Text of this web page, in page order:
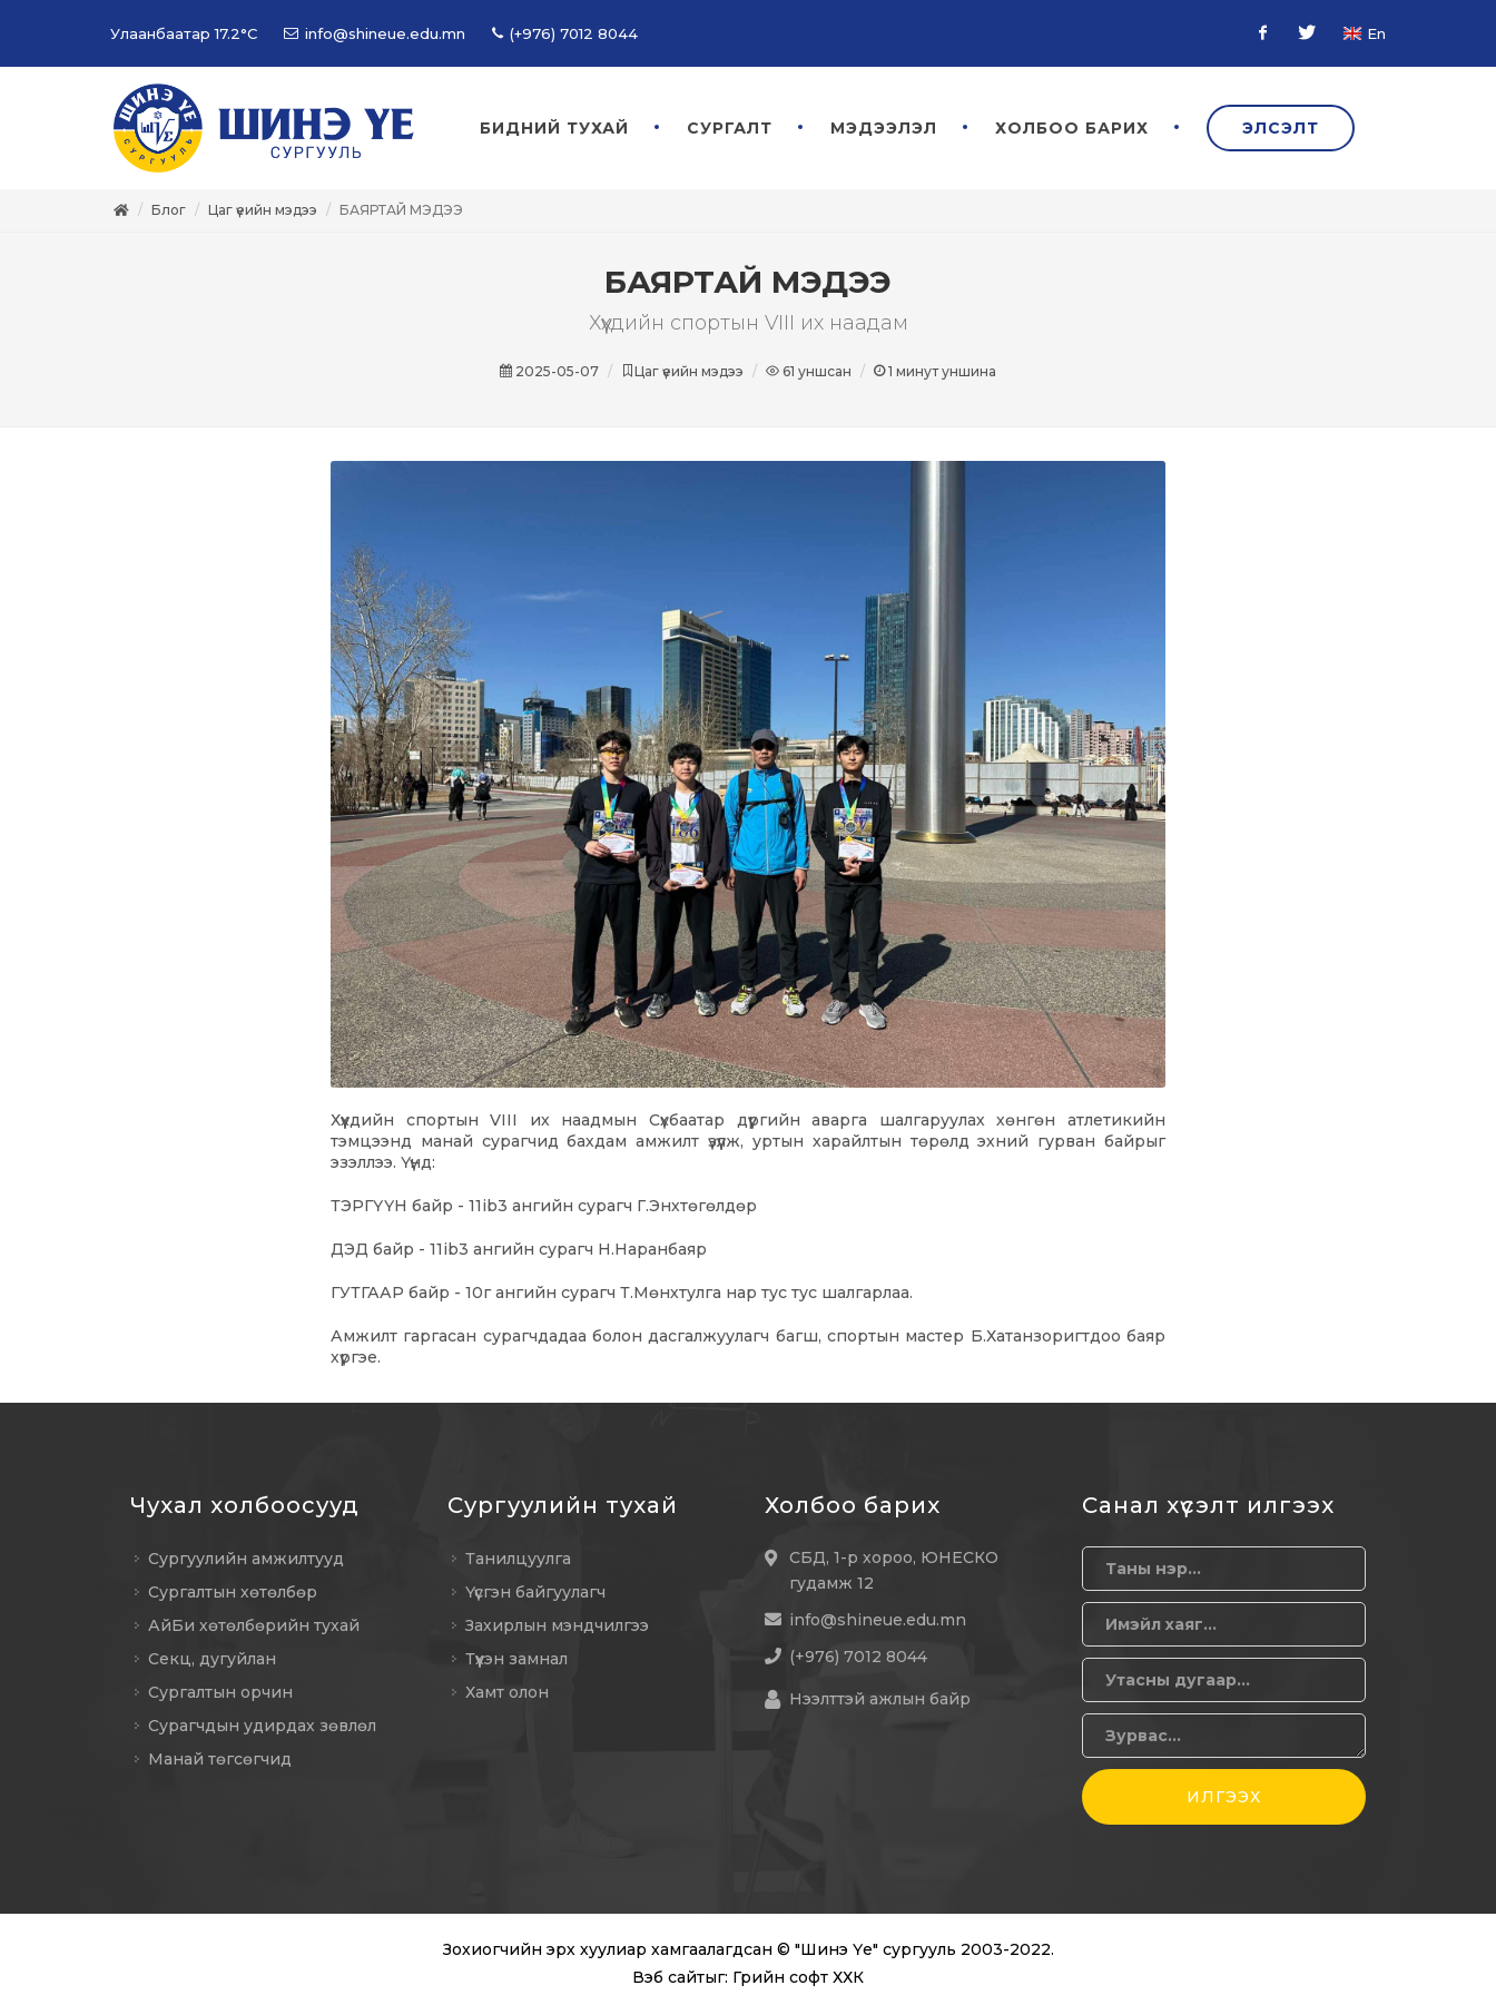
Улаанбаатар17.2°C info@shineue.edu.mn (+976) 7012 8044 En
БИДНИЙ ТУХАЙ СУРГАЛТ МЭДЭЭЛЭЛ ХОЛБОО БАРИХ ЭЛСЭЛТ
Блог Цаг үеийн мэдээ БАЯРТАЙ МЭДЭЭ
БАЯРТАЙ МЭДЭЭ
Хүүхдийн спортын VIII их наадам
2025-05-07 Цаг үеийн мэдээ 61 уншсан 1 минут уншина
Хүүхдийн спортын VIII их наадмын Сүхбаатар дүүргийн аварга шалгаруулах хөнгөн атлетикийн
тэмцээнд манай сурагчид бахдам амжилт үзүүлж, уртын харайлтын төрөлд эхний гурван байрыг
эзэллээ. Үүнд:
ТЭРГҮҮН байр - 11ib3 ангийн сурагч Г.Энхтөгөлдөр
ДЭД байр - 11ib3 ангийн сурагч Н.Наранбаяр
ГУТГААР байр - 10г ангийн сурагч Т.Мөнхтулга нар тус тус шалгарлаа.
Амжилт гаргасан сурагчдадаа болон дасгалжуулагч багш, спортын мастер Б.Хатанзоригтдоо баяр
хүргэе.
Чухал холбоосууд
Сургуулийн амжилтууд
Сургалтын хөтөлбөр
АйБи хөтөлбөрийн тухай
Секц, дугуйлан
Сургалтын орчин
Сурагчдын удирдах зөвлөл
Манай төгсөгчид
Сургуулийн тухай
Танилцуулга
Үүсгэн байгуулагч
Захирлын мэндчилгээ
Түүхэн замнал
Хамт олон
Холбоо барих
СБД, 1-р хороо, ЮНЕСКО
гудамж 12
info@shineue.edu.mn
(+976) 7012 8044
Нээлттэй ажлын байр
Санал хүсэлт илгээх
ИЛГЭЭХ
Зохиогчийн эрх хуулиар хамгаалагдсан © "Шинэ Үе" сургууль 2003-2022.
Вэб сайтыг: Грийн софт ХХК